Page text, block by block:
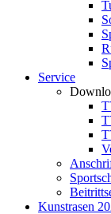
Service
Kunstrasen